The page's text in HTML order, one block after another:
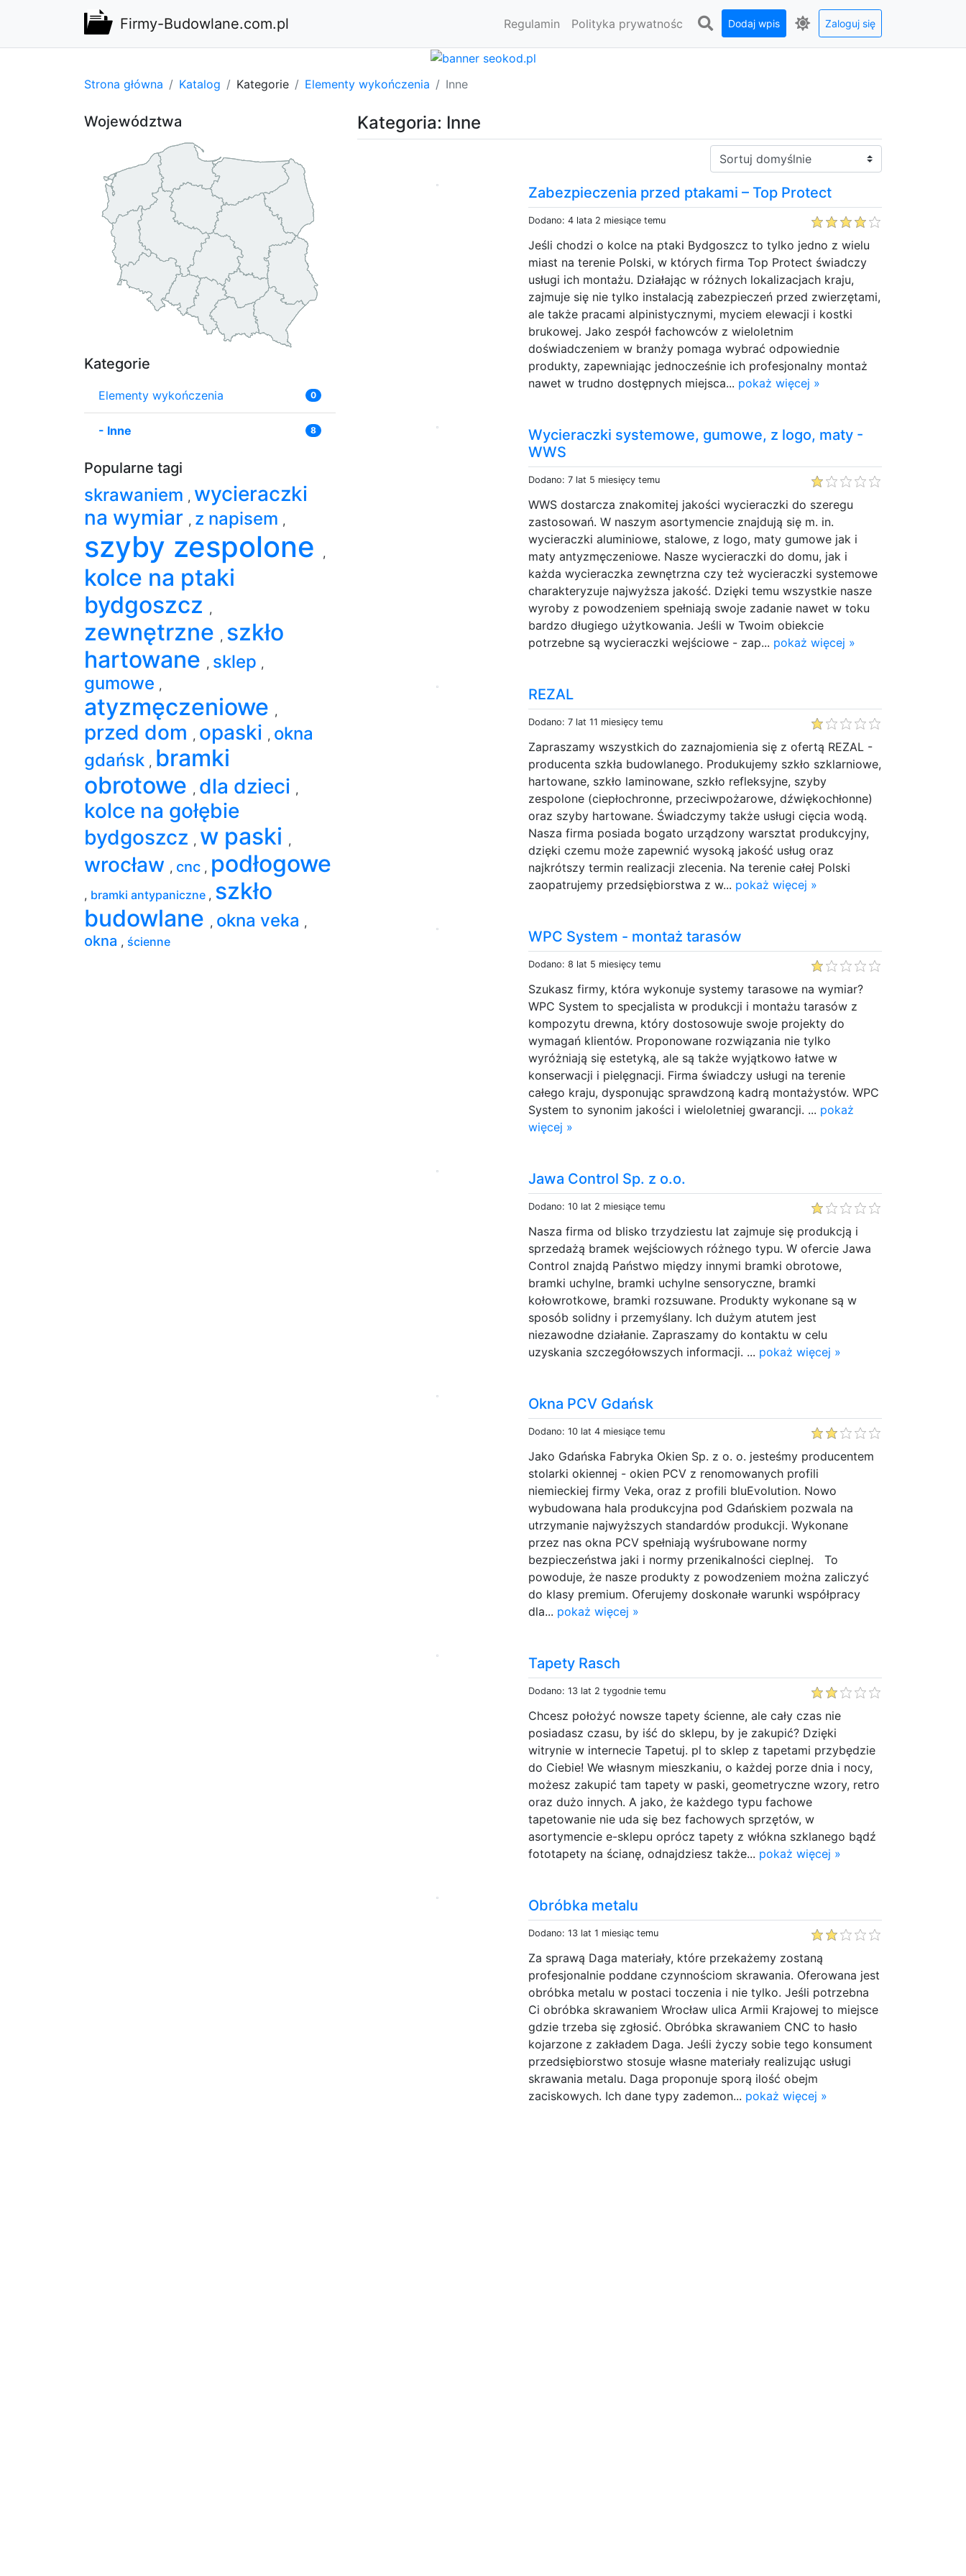
Firmy-Budowlane.com.pl Regulamin Polityka prywatnośc Dodaj wpis Zaloguj się
Strona główna Katalog Kategorie Elementy wykończenia Inne
Kategoria: Inne
Sortuj:
Zabezpieczenia przed ptakami – Top Protect
Dodano: 4 lata 2 miesiące temu
Jeśli chodzi o kolce na ptaki Bydgoszcz to tylko jedno z wielu
miast na terenie Polski, w których firma Top Protect świadczy
usługi ich montażu. Działając w różnych lokalizacjach kraju,
zajmuje się nie tylko instalacją zabezpieczeń przed zwierzętami,
ale także pracami alpinistycznymi, myciem elewacji i kostki
brukowej. Jako zespół fachowców z wieloletnim
doświadczeniem w branży pomaga wybrać odpowiednie
produkty, zapewniając jednocześnie ich profesjonalny montaż
nawet w trudno dostępnych miejsca... pokaż więcej »
Wycieraczki systemowe, gumowe, z logo, maty -
WWS
Dodano: 7 lat 5 miesięcy temu
WWS dostarcza znakomitej jakości wycieraczki do szeregu
zastosowań. W naszym asortymencie znajdują się m. in.
wycieraczki aluminiowe, stalowe, z logo, maty gumowe jak i
maty antyzmęczeniowe. Nasze wycieraczki do domu, jak i
każda wycieraczka zewnętrzna czy też wycieraczki systemowe
charakteryzuje najwyższa jakość. Dzięki temu wszystkie nasze
wyroby z powodzeniem spełniają swoje zadanie nawet w toku
bardzo długiego użytkowania. Jeśli w Twoim obiekcie
potrzebne są wycieraczki wejściowe - zap... pokaż więcej »
REZAL
Dodano: 7 lat 11 miesięcy temu
Zapraszamy wszystkich do zaznajomienia się z ofertą REZAL -
producenta szkła budowlanego. Produkujemy szkło szklarniowe,
hartowane, szkło laminowane, szkło refleksyjne, szyby
zespolone (ciepłochronne, przeciwpożarowe, dźwiękochłonne)
oraz szyby hartowane. Świadczymy także usługi cięcia wodą.
Nasza firma posiada bogato urządzony warsztat produkcyjny,
dzięki czemu może zapewnić wysoką jakość usług oraz
najkrótszy termin realizacji zlecenia. Na terenie całej Polski
zaopatrujemy przedsiębiorstwa z w... pokaż więcej »
WPC System - montaż tarasów
Dodano: 8 lat 5 miesięcy temu
Szukasz firmy, która wykonuje systemy tarasowe na wymiar?
WPC System to specjalista w produkcji i montażu tarasów z
kompozytu drewna, który dostosowuje swoje projekty do
wymagań klientów. Proponowane rozwiązania nie tylko
wyróżniają się estetyką, ale są także wyjątkowo łatwe w
konserwacji i pielęgnacji. Firma świadczy usługi na terenie
całego kraju, dysponując sprawdzoną kadrą montażystów. WPC
System to synonim jakości i wieloletniej gwarancji. ... pokaż
więcej »
Jawa Control Sp. z o.o.
Dodano: 10 lat 2 miesiące temu
Nasza firma od blisko trzydziestu lat zajmuje się produkcją i
sprzedażą bramek wejściowych różnego typu. W ofercie Jawa
Control znajdą Państwo między innymi bramki obrotowe,
bramki uchylne, bramki uchylne sensoryczne, bramki
kołowrotkowe, bramki rozsuwane. Produkty wykonane są w
sposób solidny i przemyślany. Ich dużym atutem jest
niezawodne działanie. Zapraszamy do kontaktu w celu
uzyskania szczegółowszych informacji. ... pokaż więcej »
Okna PCV Gdańsk
Dodano: 10 lat 4 miesiące temu
Jako Gdańska Fabryka Okien Sp. z o. o. jesteśmy producentem
stolarki okiennej - okien PCV z renomowanych profili
niemieckiej firmy Veka, oraz z profili bluEvolution. Nowo
wybudowana hala produkcyjna pod Gdańskiem pozwala na
utrzymanie najwyższych standardów produkcji. Wykonane
przez nas okna PCV spełniają wyśrubowane normy
bezpieczeństwa jaki i normy przenikalności cieplnej. To
powoduje, że nasze produkty z powodzeniem można zaliczyć
do klasy premium. Oferujemy doskonałe warunki współpracy
dla... pokaż więcej »
Tapety Rasch
Dodano: 13 lat 2 tygodnie temu
Chcesz położyć nowsze tapety ścienne, ale cały czas nie
posiadasz czasu, by iść do sklepu, by je zakupić? Dzięki
witrynie w internecie Tapetuj. pl to sklep z tapetami przybędzie
do Ciebie! We własnym mieszkaniu, o każdej porze dnia i nocy,
możesz zakupić tam tapety w paski, geometryczne wzory, retro
oraz dużo innych. A jako, że każdego typu fachowe
tapetowanie nie uda się bez fachowych sprzętów, w
asortymencie e-sklepu oprócz tapety z włókna szklanego bądź
fototapety na ścianę, odnajdziesz także... pokaż więcej »
Obróbka metalu
Dodano: 13 lat 1 miesiąc temu
Za sprawą Daga materiały, które przekażemy zostaną
profesjonalnie poddane czynnościom skrawania. Oferowana jest
obróbka metalu w postaci toczenia i nie tylko. Jeśli potrzebna
Ci obróbka skrawaniem Wrocław ulica Armii Krajowej to miejsce
gdzie trzeba się zgłosić. Obróbka skrawaniem CNC to hasło
kojarzone z zakładem Daga. Jeśli życzy sobie tego konsument
przedsiębiorstwo stosuje własne materiały realizując usługi
skrawania metalu. Daga proponuje sporą ilość obejm
zaciskowych. Ich dane typy zademon... pokaż więcej »
Województwa
Kategorie
Elementy wykończenia 0
- Inne 8
Popularne tagi
skrawaniem , wycieraczki
na wymiar , z napisem ,
szyby zespolone ,
kolce na ptaki
bydgoszcz ,
zewnętrzne , szkło
hartowane , sklep ,
gumowe ,
atyzmęczeniowe ,
przed dom , opaski , okna
gdańsk , bramki
obrotowe , dla dzieci ,
kolce na gołębie
bydgoszcz , w paski ,
wrocław , cnc , podłogowe
, bramki antypaniczne , szkło
budowlane , okna veka ,
okna , ścienne